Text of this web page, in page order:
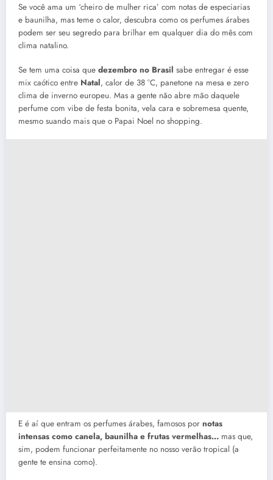
Se você ama um ‘cheiro de mulher rica’ com notas de especiarias
e baunilha, mas teme o calor, descubra como os perfumes árabes
podem ser seu segredo para brilhar em qualquer dia do mês com
clima natalino.
Se tem uma coisa que dezembro no Brasil sabe entregar é esse
mix caótico entre Natal, calor de 38 °C, panetone na mesa e zero
clima de inverno europeu. Mas a gente não abre mão daquele
perfume com vibe de festa bonita, vela cara e sobremesa quente,
mesmo suando mais que o Papai Noel no shopping.
E é aí que entram os perfumes árabes, famosos por notas
intensas como canela, baunilha e frutas vermelhas… mas que,
sim, podem funcionar perfeitamente no nosso verão tropical (a
gente te ensina como).